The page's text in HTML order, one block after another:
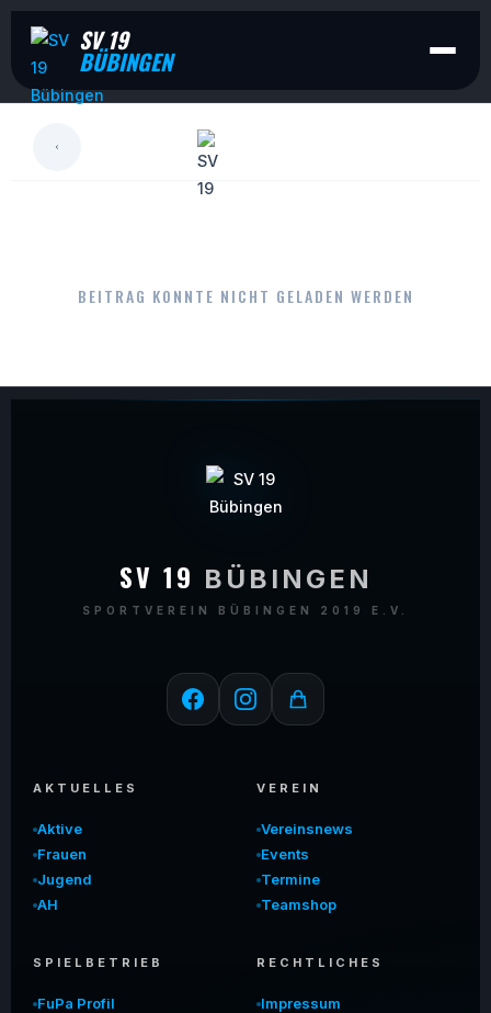
SV 19
BÜBINGEN
BEITRAG KONNTE NICHT GELADEN WERDEN
SV 19 BÜBINGEN
SPORTVEREIN BÜBINGEN 2019 E.V.
AKTUELLES
Aktive
Frauen
Jugend
AH
VEREIN
Vereinsnews
Events
Termine
Teamshop
SPIELBETRIEB
FuPa Profil
RECHTLICHES
Impressum